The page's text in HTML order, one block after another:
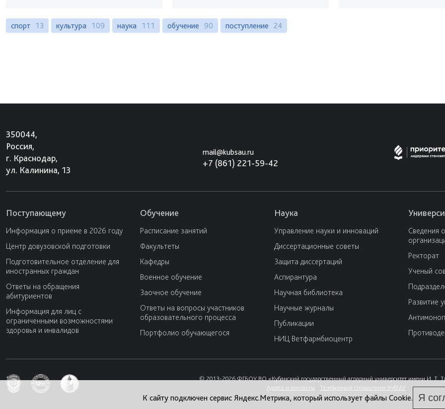
спорт 13 культура 109 наука 111 обучение 90 поступление 24
350044,
Россия,
г. Краснодар,
ул. Калинина, 13
mail@kubsau.ru
+7 (861) 221-59-42
Поступающему
Информация о приеме в 2026 году
Центр довузовской подготовки
Подготовительное отделение для
иностранных граждан
Ответы на обращения
абитуриентов
Информация для лиц с
ограниченными возможностями
здоровья и инвалидов
Обучение
Расписание занятий
Факультеты
Кафедры
Военное обучение
Заочное обучение
Ответы на вопросы участников
образовательного процесса
Портфолио обучающегося
Наука
Управление науки и инноваций
Диссертационные советы
Защита диссертаций
Аспирантура
Научная библиотека
Научные журналы
Публикации
НИЦ Ветфармбиоцентр
Сведения
Ректорат
Ученый
Развитие
© 2013-2026 ФГБОУ ВО «Кубанский государственный аграрный университет имени И. Т.
Адреса и контакты
Телефонный справочник КубГАУ
К сайту подключен сервис Яндекс.Метрика, который использует файлы Cookie. Я